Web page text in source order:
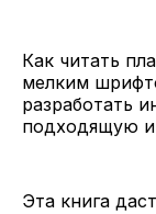
Как читать
мелким
разработать
подходящую
Эта книга